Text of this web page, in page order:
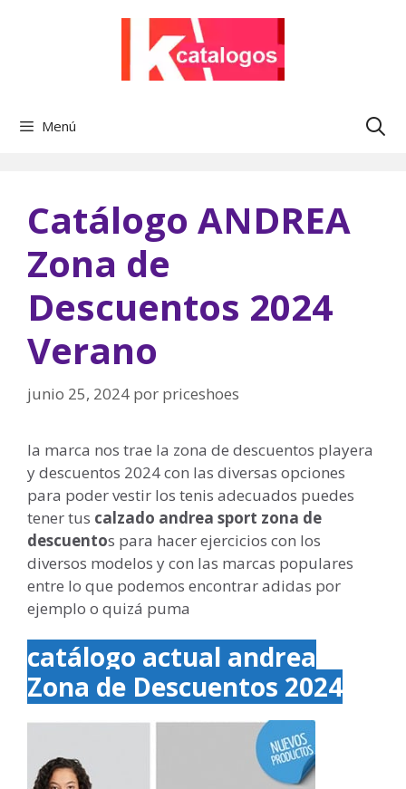
Menú
Catálogo ANDREA
Zona de
Descuentos 2024
Verano
junio 25, 2024 por priceshoes
la marca nos trae la zona de descuentos playera
y descuentos 2024 con las diversas opciones
para poder vestir los tenis adecuados puedes
tener tus calzado andrea sport zona de
descuentos para hacer ejercicios con los
diversos modelos y con las marcas populares
entre lo que podemos encontrar adidas por
ejemplo o quizá puma
catálogo actual andrea
Zona de Descuentos 2024